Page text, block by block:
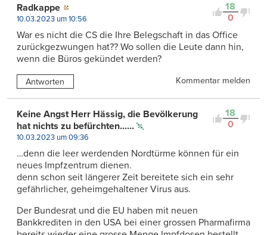
18
0
Radkappe
10.03.2023 um 10:56
War es nicht die CS die Ihre Belegschaft in das Office
zurückgezwungen hat?? Wo sollen die Leute dann hin,
wenn die Büros gekündet werden?
Antworten Kommentar melden
18
0
Keine Angst Herr Hässig, die Bevölkerung
hat nichts zu befürchten......
10.03.2023 um 09:36
…denn die leer werdenden Nordtürme können für ein
neues Impfzentrum dienen.
denn schon seit längerer Zeit bereitete sich ein sehr
gefährlicher, geheimgehaltener Virus aus.
Der Bundesrat und die EU haben mit neuen
Bankkrediten in den USA bei einer grossen Pharmafirma